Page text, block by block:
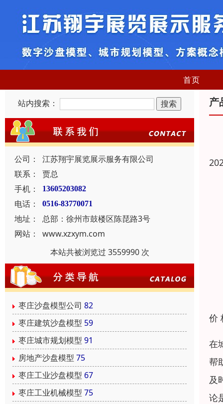
首页
站内搜索：
公司：
江苏翔宇展览展示服务有限公司
联系：
贾总
手机：
13605203082
电话： 0516-83770071
地址：
总部：徐州市鼓楼区陈琵路3号
网站：
www.xzxym.com
本站共被浏览过 3559990 次
枣庄沙盘模型公司 82
枣庄建筑沙盘模型 59
枣庄城市规划模型 91
房地产沙盘模型 75
枣庄工业沙盘模型 67
枣庄工业机械模型 75
产
价
在
帮
及
论